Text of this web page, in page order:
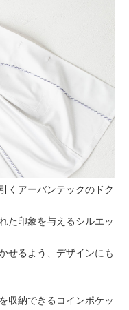
くアーバンテックのドク
た印象を与えるシルエッ
せるよう、デザインにも
収納できるコインポケッ